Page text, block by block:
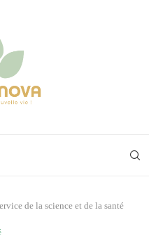
de la science et de la santé